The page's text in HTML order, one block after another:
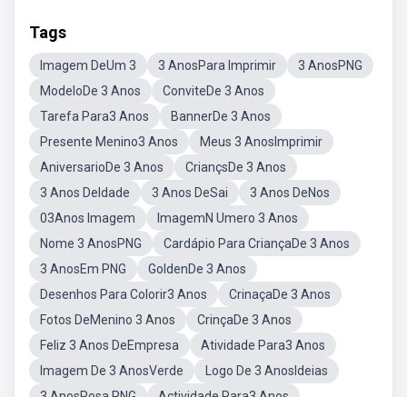
Tags
Imagem DeUm 3 3 AnosPara Imprimir
3 AnosPNG
ModeloDe 3 Anos
ConviteDe 3 Anos
Tarefa Para3 Anos
BannerDe 3 Anos
Presente Menino3 Anos
Meus 3 AnosImprimir
AniversarioDe 3 Anos
CriançsDe 3 Anos
3 Anos DeIdade
3 Anos DeSai
3 Anos DeNos
03Anos Imagem
ImagemN Umero 3 Anos
Nome 3 AnosPNG
Cardápio Para CriançaDe 3 Anos
3 AnosEm PNG
GoldenDe 3 Anos
Desenhos Para Colorir3 Anos
CrinaçaDe 3 Anos
Fotos DeMenino 3 Anos
CrinçaDe 3 Anos
Feliz 3 Anos DeEmpresa
Atividade Para3 Anos
Imagem De 3 AnosVerde
Logo De 3 AnosIdeias